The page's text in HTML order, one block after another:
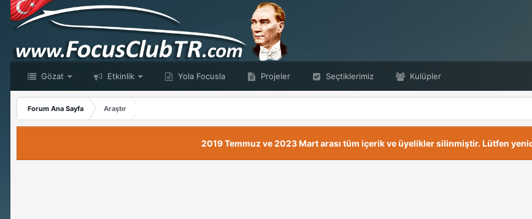
Gözat Etkinlik Yola Focusla Projeler Seçtiklerimiz Kulüpler
Forum Ana Sayfa
Araştır
2019 Temmuz ve 2023 Mart arası tüm içerik ve üyelikler silinmiştir. Lütfen